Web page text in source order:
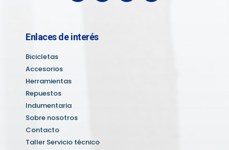
Enlaces de interés
Bicicletas
Accesorios
Herramientas
Repuestos
Indumentaria
Sobre nosotros
Contacto
Taller Servicio técnico